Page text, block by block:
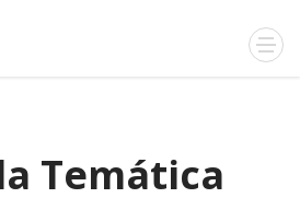
Temática